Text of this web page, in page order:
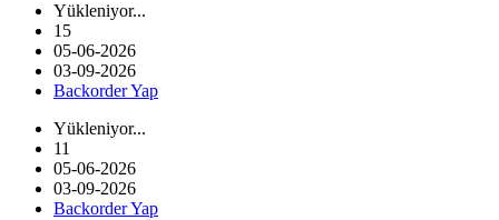
Yükleniyor...
15
05-06-2026
03-09-2026
Backorder Yap
Yükleniyor...
11
05-06-2026
03-09-2026
Backorder Yap